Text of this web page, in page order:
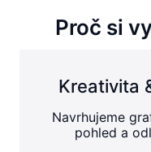
Proč si
Kreativita
Navrhujeme
pohled a